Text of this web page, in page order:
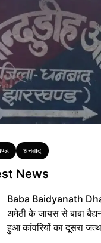
धनबाद
News
Baba Baidyanath
अमेठी के जायस से बाबा
हुआ कांवरियों का दूसरा